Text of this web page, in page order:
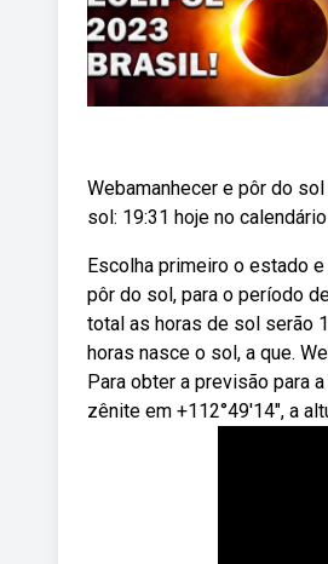
Webamanhecer e pôr do
sol: 19:31 hoje no
Escolha primeiro o estado
pôr do sol, para o período
total as horas de sol serão
horas nasce o sol, a que.
Para obter a previsão para
zênite em +112°49′14″, a